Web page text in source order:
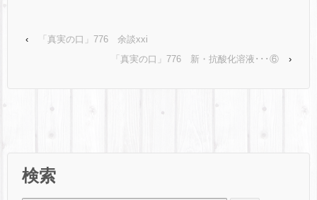
‹
「真実の口」776 余談xxi
「真実の口」776 新・抗酸化溶液･･･⑥
›
検索